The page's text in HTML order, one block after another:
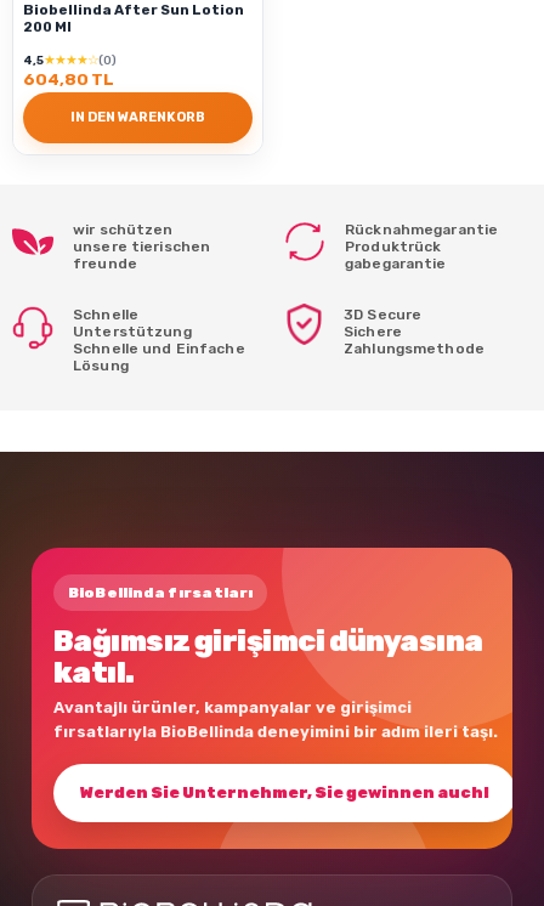
Biobellinda After Sun Lotion
200 Ml
4,5★★★★☆(0)
604,80 TL
IN DEN WARENKORB
wir schützen
unsere tierischen
freunde
Rücknahmegarantie
Produktrück
gabegarantie
Schnelle
Unterstützung
Schnelle und Einfache
Lösung
3D Secure
Sichere
Zahlungsmethode
BioBellinda fırsatları
Bağımsız girişimci dünyasına
katıl.
Avantajlı ürünler, kampanyalar ve girişimci
fırsatlarıyla BioBellinda deneyimini bir adım ileri taşı.
Werden Sie Unternehmer, Sie gewinnen auch!